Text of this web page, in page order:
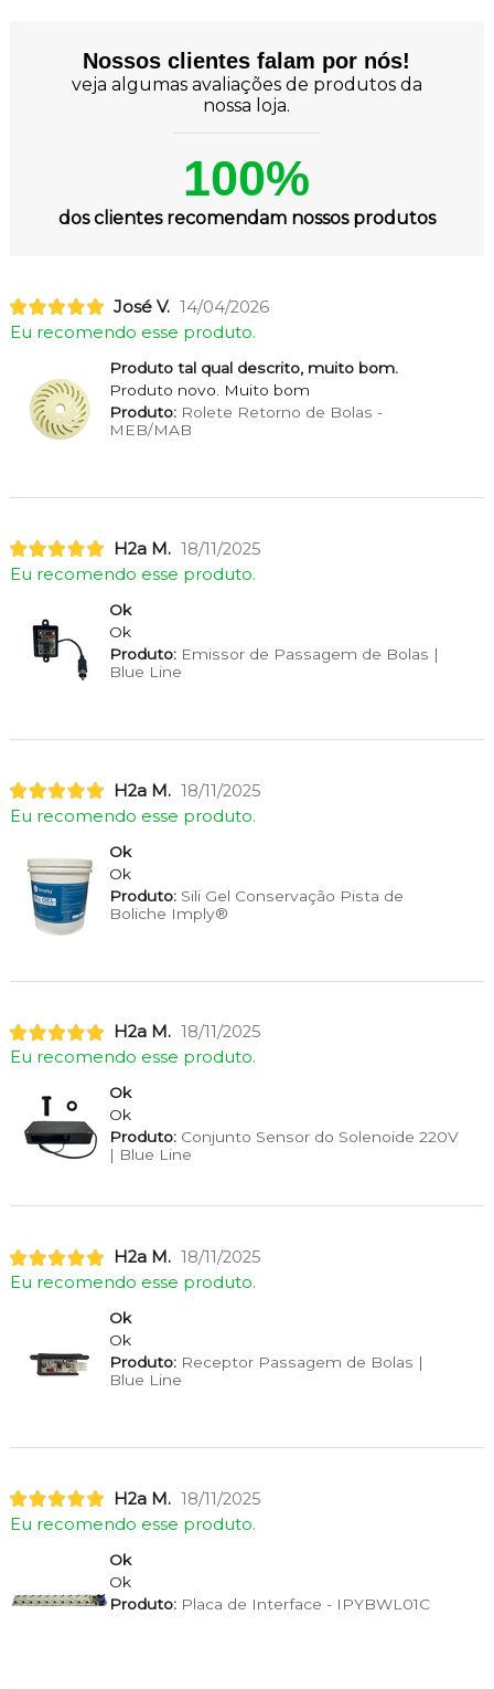
Nossos clientes falam por nós!
veja algumas avaliações de produtos da
nossa loja.
100%
dos clientes recomendam nossos produtos
José V. 14/04/2026
Eu recomendo esse produto.
Produto tal qual descrito, muito bom.
Produto novo. Muito bom
Produto:Rolete Retorno de Bolas -
MEB/MAB
H2a M. 18/11/2025
Eu recomendo esse produto.
Ok
Ok
Produto:Emissor de Passagem de Bolas |
Blue Line
H2a M. 18/11/2025
Eu recomendo esse produto.
Ok
Ok
Produto:Sili Gel Conservação Pista de
Boliche Imply®
H2a M. 18/11/2025
Eu recomendo esse produto.
Ok
Ok
Produto:Conjunto Sensor do Solenoide 220V
| Blue Line
H2a M. 18/11/2025
Eu recomendo esse produto.
Ok
Ok
Produto:Receptor Passagem de Bolas |
Blue Line
H2a M. 18/11/2025
Eu recomendo esse produto.
Ok
Ok
Produto:Placa de Interface - IPYBWL01C